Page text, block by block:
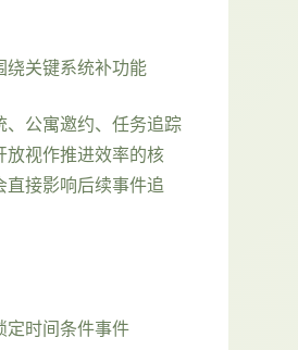
绕关键系统补功能
、公寓邀约、任务追踪
放视作推进效率的核
直接影响后续事件追
定时间条件事件